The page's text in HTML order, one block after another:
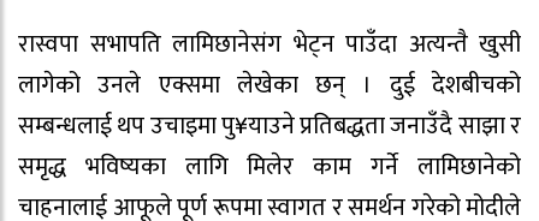
रास्वपा सभापति लामिछानेसंग भेट्न पाउँदा अत्यन्तै खुसी
लागेको उनले एक्समा लेखेका छन् । दुई देशबीचको
सम्बन्धलाई थप उचाइमा पु¥याउने प्रतिबद्धता जनाउँदै साझा र
समृद्ध भविष्यका लागि मिलेर काम गर्ने लामिछानेको
चाहनालाई आफूले पूर्ण रूपमा स्वागत र समर्थन गरेको मोदीले